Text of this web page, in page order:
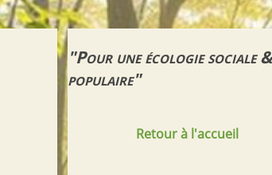
"Pour une écologie sociale &
populaire"
Retour à l'accueil